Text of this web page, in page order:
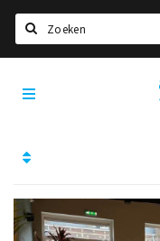
Home
Deals
Vacatures